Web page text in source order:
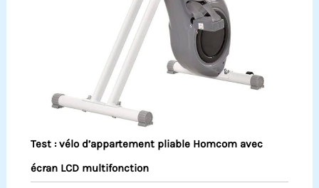
Test : vélo d’appartement pliable Homcom avec
écran LCD multifonction